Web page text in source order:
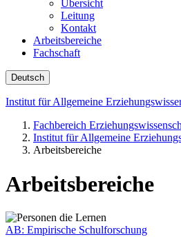
Übersicht
Leitung
Kontakt
Arbeitsbereiche
Fachschaft
Deutsch
Institut für Allgemeine
Fachbereich
Institut für Allgemeine
Arbeitsbereiche
Arbeitsbereiche
AB: Empirische Schulforschung